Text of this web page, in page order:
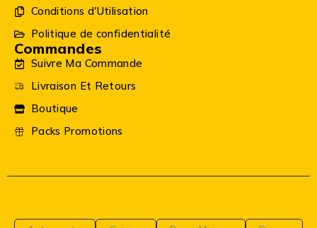
Conditions d'Utilisation
Politique de confidentialité
Commandes
Suivre Ma Commande
Livraison Et Retours
Boutique
Packs Promotions